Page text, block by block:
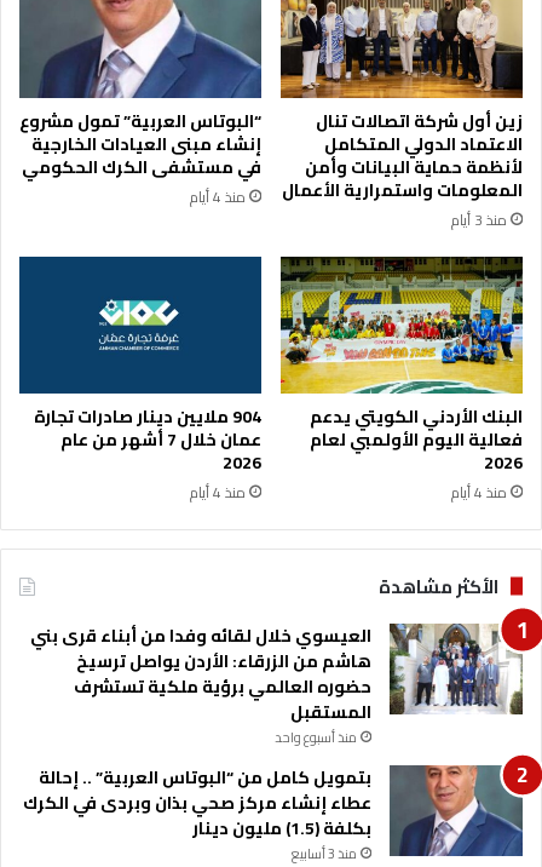
ا
ا
ب
ا
ر
ط
ب
ق
ة
ف
ح
ل
م
ا
ر
ا
ت
ا
ل
ش
خ
ص
ي
ة
ف
ي
م
ر
ك
ش
ب
ا
ت
م
ا
ر
ا
زين أول شركة اتصالات تنال
الاعتماد الدولي المتكامل
لأنظمة حماية البيانات وأمن
المعلومات واستمرارية الأعمال
منذ 3 أيام
“البوتاس العربية” تمول مشروع
إنشاء مبنى العيادات الخارجية
في مستشفى الكرك الحكومي
منذ 4 أيام
البنك الأردني الكويتي يدعم
فعالية اليوم الأولمبي لعام
2026
منذ 4 أيام
904 ملايين دينار صادرات تجارة
عمان خلال 7 أشهر من عام
2026
منذ 4 أيام
الأكثر مشاهدة
العيسوي خلال لقائه وفدا من أبناء قرى بني
هاشم من الزرقاء: الأردن يواصل ترسيخ
حضوره العالمي برؤية ملكية تستشرف
المستقبل
منذ أسبوع واحد
بتمويل كامل من “البوتاس العربية” .. إحالة
عطاء إنشاء مركز صحي بذان وبردى في الكرك
بكلفة (1.5) مليون دينار
منذ 3 أسابيع